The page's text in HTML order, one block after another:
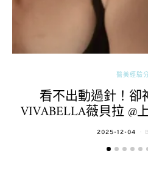
醫美經驗
看不出動過針！卻
VIVABELLA薇貝拉 @
POSTED
2025-12-04